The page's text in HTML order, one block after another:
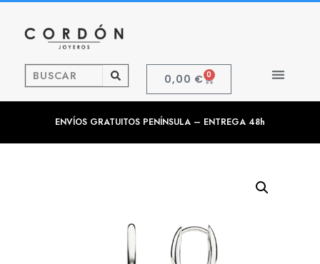
0,00 € 0
ENVÍOS GRATUITOS PENÍNSULA – ENTREGA 48h